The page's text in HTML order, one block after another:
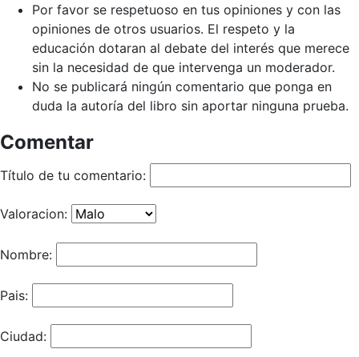
Por favor se respetuoso en tus opiniones y con las
opiniones de otros usuarios. El respeto y la
educación dotaran al debate del interés que merece
sin la necesidad de que intervenga un moderador.
No se publicará ningún comentario que ponga en
duda la autoría del libro sin aportar ninguna prueba.
Comentar
Título de tu comentario:
Valoracion:
Nombre:
Pais:
Ciudad: